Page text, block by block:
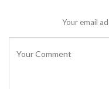
Your email